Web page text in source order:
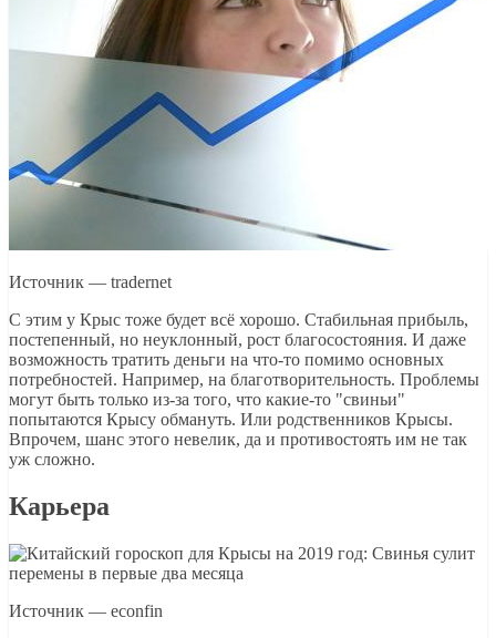
Источник — tradernet
С этим у Крыс тоже будет всё хорошо. Стабильная прибыль,
постепенный, но неуклонный, рост благосостояния. И даже
возможность тратить деньги на что-то помимо основных
потребностей. Например, на благотворительность. Проблемы
могут быть только из-за того, что какие-то "свиньи"
попытаются Крысу обмануть. Или родственников Крысы.
Впрочем, шанс этого невелик, да и противостоять им не так
уж сложно.
Карьера
Источник — econfin